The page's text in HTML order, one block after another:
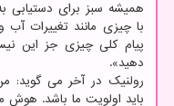
همیشه سبز برای دستیابی
با چیزی مانند تغییرات
پیام کلی چیزی جز این
دهید».
رولنیک در آخر می گوید:
باید اولویت ما باشد. هوش